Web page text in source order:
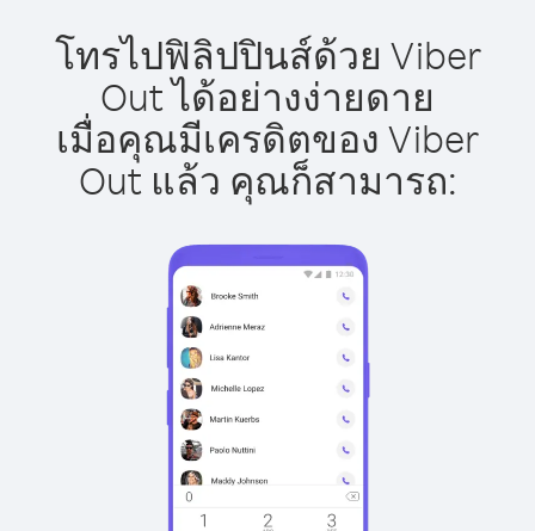
โทรไปฟิลิปปินส์ด้วย Viber
Out ได้อย่างง่ายดาย
เมื่อคุณมีเครดิตของ Viber
Out แล้ว คุณก็สามารถ: